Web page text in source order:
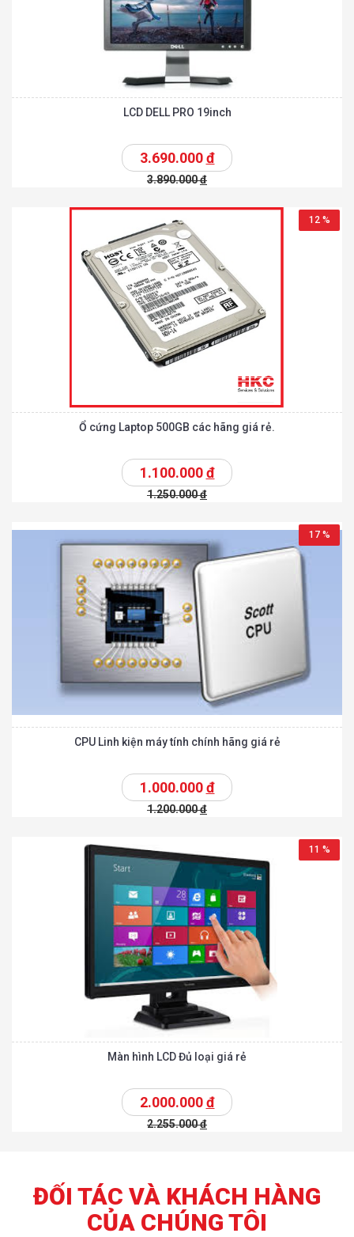
LCD DELL PRO 19inch
3.690.000đ
3.890.000đ
12 %
Ổ cứng Laptop 500GB các hãng giá rẻ.
1.100.000đ
1.250.000đ
17 %
CPU Linh kiện máy tính chính hãng giá rẻ
1.000.000đ
1.200.000đ
11 %
Màn hình LCD Đủ loại giá rẻ
2.000.000đ
2.255.000đ
ĐỐI TÁC VÀ KHÁCH HÀNG
CỦA CHÚNG TÔI